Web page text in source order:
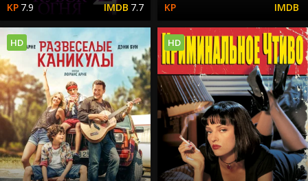
7.9 7.7
HD HD